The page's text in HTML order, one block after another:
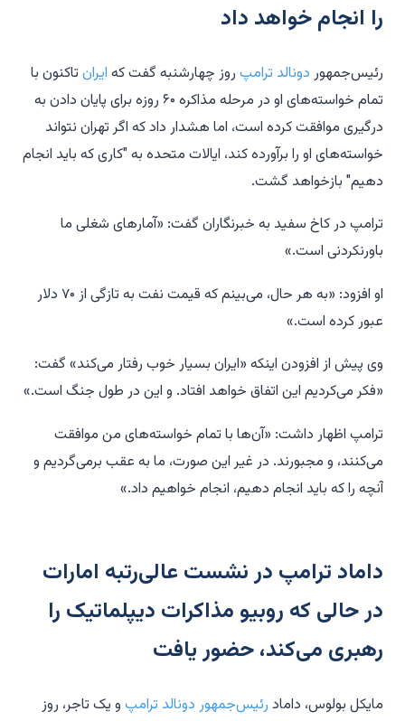
را انجام خواهد داد
رئیس‌جمهور دونالد ترامپ روز چهارشنبه گفت که ایران تاکنون با
تمام خواسته‌های او در مرحله مذاکره ۶۰ روزه برای پایان دادن به
درگیری موافقت کرده است، اما هشدار داد که اگر تهران نتواند
خواسته‌های او را برآورده کند، ایالات متحده به "کاری که باید انجام
دهیم" بازخواهد گشت.
ترامپ در کاخ سفید به خبرنگاران گفت: «آمارهای شغلی ما
باورنکردنی است.»
او افزود: «به هر حال، می‌بینم که قیمت نفت به تازگی از ۷۰ دلار
عبور کرده است.»
وی پیش از افزودن اینکه «ایران بسیار خوب رفتار می‌کند» گفت:
«فکر می‌کردیم این اتفاق خواهد افتاد. و این در طول جنگ است.»
ترامپ اظهار داشت: «آن‌ها با تمام خواسته‌های من موافقت
می‌کنند، و مجبورند. در غیر این صورت، ما به عقب برمی‌گردیم و
آنچه را که باید انجام دهیم، انجام خواهیم داد.»
داماد ترامپ در نشست عالی‌رتبه امارات
در حالی که روبیو مذاکرات دیپلماتیک را
رهبری می‌کند، حضور یافت
مایکل بولوس، داماد رئیس‌جمهور دونالد ترامپ و یک تاجر، روز